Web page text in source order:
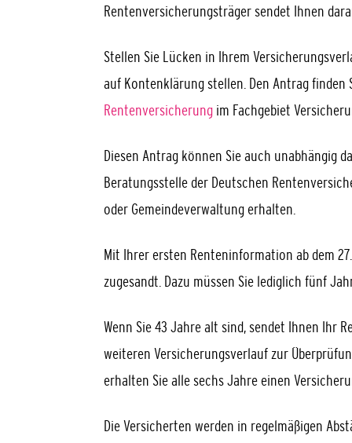
Rentenversicherungsträger sendet Ihnen
Stellen Sie Lücken in Ihrem
auf Kontenklärung stellen. Den Antrag finden
Rentenversicherung im Fachgebiet
Diesen Antrag können Sie auch unabhängig
Beratungsstelle der Deutschen
oder Gemeindeverwaltung erhalten.
Mit Ihrer ersten Renteninformation ab dem
zugesandt. Dazu müssen Sie lediglich fünf
Wenn Sie 43 Jahre alt sind, sendet Ihnen Ihr
weiteren Versicherungsverlauf zur
erhalten Sie alle sechs Jahre einen
Die Versicherten werden in regelmäßigen